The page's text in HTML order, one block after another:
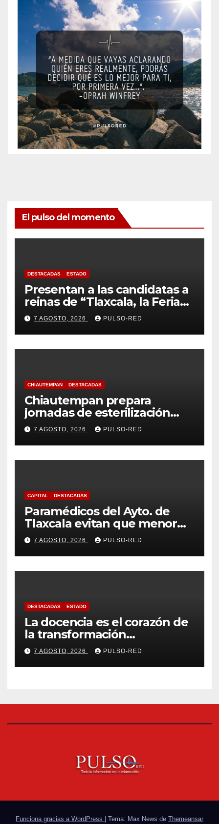
El pulso del momento
DESTACADAS ESTADO
Presentan a las candidatas a
reinas de “Tlaxcala, la Feria
de Ferias 2026: La Flor
Tlaxcalteca”
7 AGOSTO, 2026 PULSO-RED
CHIAUTEMPAN DESTACADAS
Chiautempan prepara
jornadas de esterilización
para perros y gatos
7 AGOSTO, 2026 PULSO-RED
CAPITAL DESTACADAS
Paramédicos del Ayto. de
Tlaxcala evitan que menor
sufra complicaciones por
hipotermia tras caer en una
cisterna
7 AGOSTO, 2026 PULSO-RED
DESTACADAS ESTADO
La docencia es el corazón de
la transformación
universitaria: Rector de la
UATx
7 AGOSTO, 2026 PULSO-RED
Funciona gracias a WordPress Tema: Max News de Themeansar